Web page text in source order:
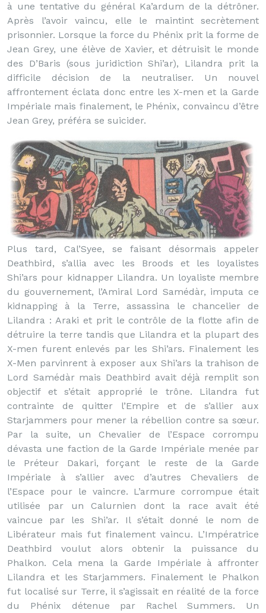
à une tentative du général Ka’ardum de la détrôner.
Après l’avoir vaincu, elle le maintint secrètement
prisonnier. Lorsque la force du Phénix prit la forme de
Jean Grey, une élève de Xavier, et détruisit le monde
des D’Baris (sous juridiction Shi’ar), Lilandra prit la
difficile décision de la neutraliser. Un nouvel
affrontement éclata donc entre les X-men et la Garde
Impériale mais finalement, le Phénix, convaincu d’être
Jean Grey, préféra se suicider.
Plus tard, Cal’Syee, se faisant désormais appeler
Deathbird, s’allia avec les Broods et les loyalistes
Shi’ars pour kidnapper Lilandra. Un loyaliste membre
du gouvernement, l’Amiral Lord Samédàr, imputa ce
kidnapping à la Terre, assassina le chancelier de
Lilandra : Araki et prit le contrôle de la flotte afin de
détruire la terre tandis que Lilandra et la plupart des
X-men furent enlevés par les Shi’ars. Finalement les
X-Men parvinrent à exposer aux Shi’ars la trahison de
Lord Samédàr mais Deathbird avait déjà remplit son
objectif et s’était approprié le trône. Lilandra fut
contrainte de quitter l’Empire et de s’allier aux
Starjammers pour mener la rébellion contre sa sœur.
Par la suite, un Chevalier de l’Espace corrompu
dévasta une faction de la Garde Impériale menée par
le Préteur Dakari, forçant le reste de la Garde
Impériale à s’allier avec d’autres Chevaliers de
l’Espace pour le vaincre. L’armure corrompue était
utilisée par un Calurnien dont la race avait été
vaincue par les Shi’ar. Il s’était donné le nom de
Libérateur mais fut finalement vaincu. L’Impératrice
Deathbird voulut alors obtenir la puissance du
Phalkon. Cela mena la Garde Impériale à affronter
Lilandra et les Starjammers. Finalement le Phalkon
fut localisé sur Terre, il s’agissait en réalité de la force
du Phénix détenue par Rachel Summers. Un